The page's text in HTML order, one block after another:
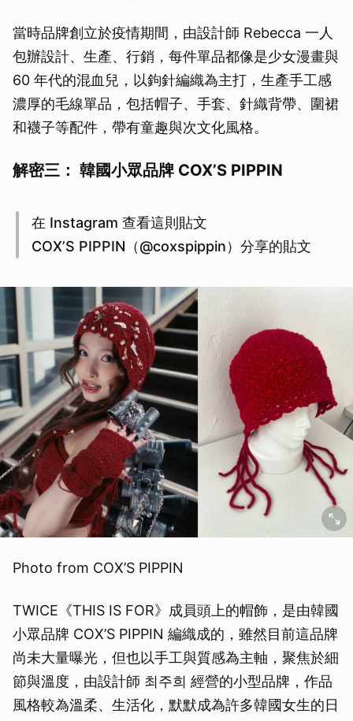
當時品牌創立於疫情期間，由設計師 Rebecca 一人
包辦設計、生產、行銷，每件單品都像是少女漫畫與
60 年代的混血兒，以鉤針編織為主打，生產手工感
濃厚的毛線單品，包括帽子、手套、針織背帶、圍裙
和襪子等配件，帶有童趣與次文化風格。
解密三： 韓國小眾品牌 COX’S PIPPIN
在 Instagram 查看這則貼文
COX’S PIPPIN（@coxspippin）分享的貼文
Photo from COX’S PIPPIN
TWICE《THIS IS FOR》成員頭上的帽飾，是由韓國
小眾品牌 COX’S PIPPIN 編織成的，雖然目前這品牌
尚未大量曝光，但也以手工與質感為主軸，聚焦於細
節與溫度，由設計師 최주희 經營的小型品牌，作品
風格較為溫柔、生活化，默默成為許多韓國女生的日